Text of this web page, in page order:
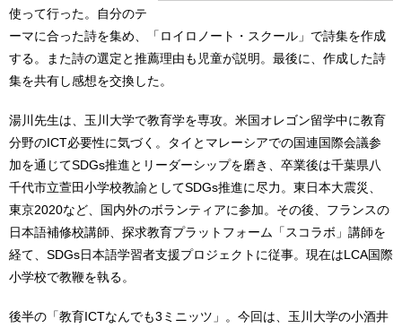
使って行った。自分のテ
ーマに合った詩を集め、「ロイロノート・スクール」で詩集を作成
する。また詩の選定と推薦理由も児童が説明。最後に、作成した詩
集を共有し感想を交換した。
湯川先生は、玉川大学で教育学を専攻。米国オレゴン留学中に教育
分野のICT必要性に気づく。タイとマレーシアでの国連国際会議参
加を通じてSDGs推進とリーダーシップを磨き、卒業後は千葉県八
千代市立萱田小学校教諭としてSDGs推進に尽力。東日本大震災、
東京2020など、国内外のボランティアに参加。その後、フランスの
日本語補修校講師、探求教育プラットフォーム「スコラボ」講師を
経て、SDGs日本語学習者支援プロジェクトに従事。現在はLCA国際
小学校で教鞭を執る。
後半の「教育ICTなんでも3ミニッツ」。今回は、玉川大学の小酒井